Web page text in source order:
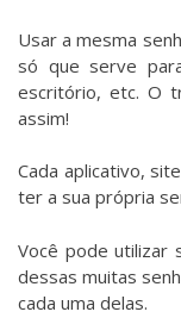
Usar a mesma
só que serve
escritório, etc. O
assim!
Cada aplicativo,
ter a sua própria
Você pode utilizar
dessas muitas
cada uma delas.